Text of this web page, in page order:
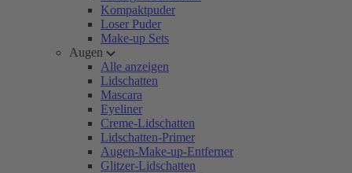
Kompaktpuder
Loser Puder
Make-up Sets
Augen
Alle anzeigen
Lidschatten
Mascara
Eyeliner
Creme-Lidschatten
Lidschatten-Primer
Augen-Make-up-Entferner
Glitzer-Lidschatten